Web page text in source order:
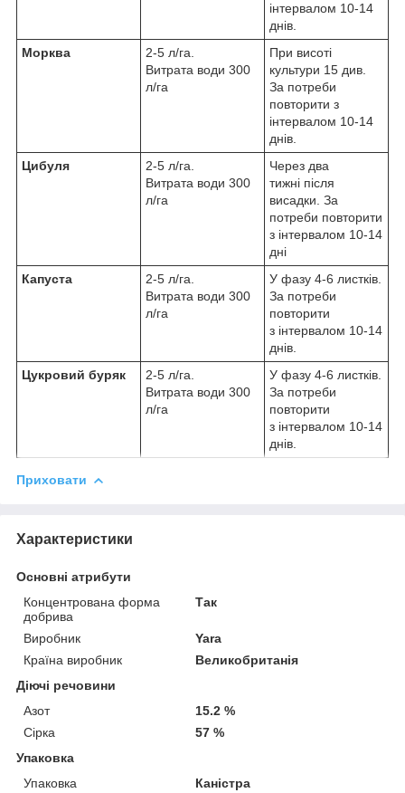
інтервалом 10-14
днів.
Морква
2-5 л/га.
Витрата води 300
л/га
При висоті
культури 15 див.
За потреби
повторити з
інтервалом 10-14
днів.
Цибуля
2-5 л/га.
Витрата води 300
л/га
Через два
тижні після
висадки. За
потреби повторити
з інтервалом 10-14
дні
Капуста
2-5 л/га.
Витрата води 300
л/га
У фазу 4-6 листків.
За потреби
повторити
з інтервалом 10-14
днів.
Цукровий буряк
2-5 л/га.
Витрата води 300
л/га
У фазу 4-6 листків.
За потреби
повторити
з інтервалом 10-14
днів.
Приховати
Характеристики
Основні атрибути
Концентрована форма
добрива
Так
Виробник
Yara
Країна виробник
Великобританія
Діючі речовини
Азот
15.2 %
Сірка
57 %
Упаковка
Упаковка
Каністра